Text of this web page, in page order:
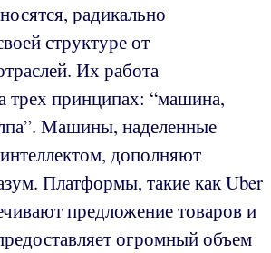
радикально
структуре от
Их работа
трех принципах: “машина,
Машины, наделенные
дополняют
Платформы, такие как Uber
предложение товаров и
огромный объем